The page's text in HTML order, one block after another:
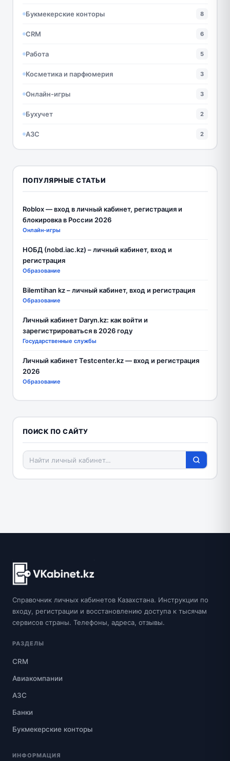
Букмекерские конторы 8
CRM 6
Работа 5
Косметика и парфюмерия 3
Онлайн-игры 3
Бухучет 2
АЗС 2
ПОПУЛЯРНЫЕ СТАТЬИ
Roblox — вход в личный кабинет, регистрация и
блокировка в России 2026
Онлайн-игры
НОБД (nobd.iac.kz) – личный кабинет, вход и
регистрация
Образование
Bilemtihan kz – личный кабинет, вход и регистрация
Образование
Личный кабинет Daryn.kz: как войти и
зарегистрироваться в 2026 году
Государственные службы
Личный кабинет Testcenter.kz — вход и регистрация
2026
Образование
ПОИСК ПО САЙТУ
Справочник личных кабинетов Казахстана. Инструкции по
входу, регистрации и восстановлению доступа к тысячам
сервисов страны. Телефоны, адреса, отзывы.
РАЗДЕЛЫ
CRM
Авиакомпании
АЗС
Банки
Букмекерские конторы
ИНФОРМАЦИЯ